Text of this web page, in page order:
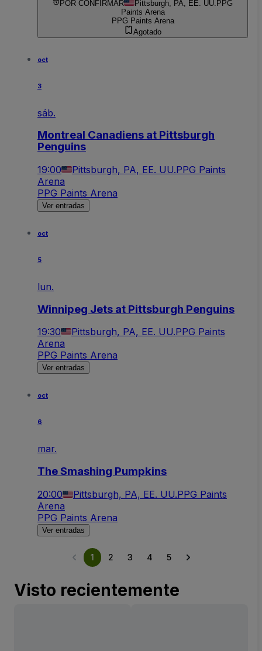
POR CONFIRMAR Pittsburgh, PA, EE. UU. PPG
Paints Arena
PPG Paints Arena
Agotado
oct
3
sáb.
Montreal Canadiens at Pittsburgh
Penguins
19:00 Pittsburgh, PA, EE. UU.PPG Paints
Arena
PPG Paints Arena
Ver entradas
oct
5
lun.
Winnipeg Jets at Pittsburgh Penguins
19:30 Pittsburgh, PA, EE. UU.PPG Paints
Arena
PPG Paints Arena
Ver entradas
oct
6
mar.
The Smashing Pumpkins
20:00 Pittsburgh, PA, EE. UU.PPG Paints
Arena
PPG Paints Arena
Ver entradas
1 2 3 4 5
Visto recientemente